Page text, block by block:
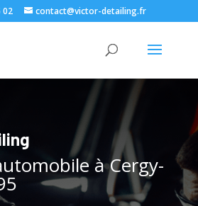
02 contact@victor-detailing.fr
à Cergy-